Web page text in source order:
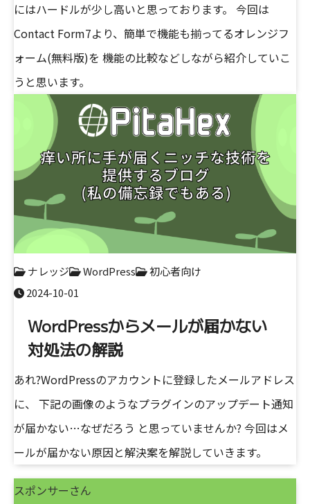
にはハードルが少し高いと思っております。 今回は
Contact Form7より、簡単で機能も揃ってるオレンジフ
ォーム(無料版)を 機能の比較などしながら紹介していこ
うと思います。
ナレッジ WordPress
初心者向け
2024-10-01
WordPressからメールが届かない
対処法の解説
あれ?WordPressのアカウントに登録したメールアドレス
に、 下記の画像のようなプラグインのアップデート通知
が届かない…なぜだろう と思っていませんか? 今回はメ
ールが届かない原因と解決案を解説していきます。
スポンサーさん